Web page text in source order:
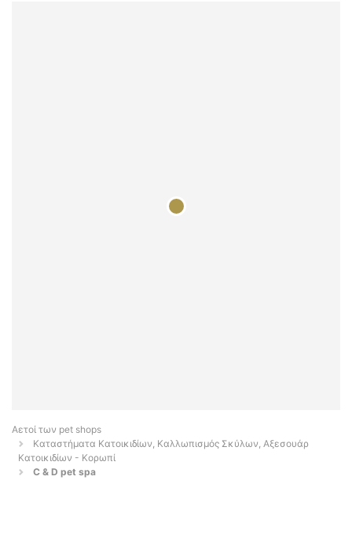
Αετοί των pet shops
Καταστήματα Κατοικιδίων, Καλλωπισμός Σκύλων, Αξεσουάρ
Κατοικιδίων - Κορωπί
C & D pet spa